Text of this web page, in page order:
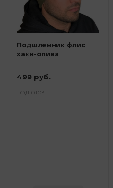
Подшлемник флис
хаки-олива
499 руб.
: ОД 0103